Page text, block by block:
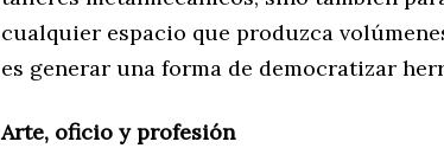
cualquier espacio que produzca
es generar una forma de democratizar
Arte, oficio y profesión